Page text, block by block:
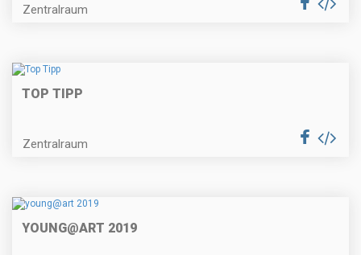
Zentralraum
TOP TIPP
Zentralraum
YOUNG@ART 2019